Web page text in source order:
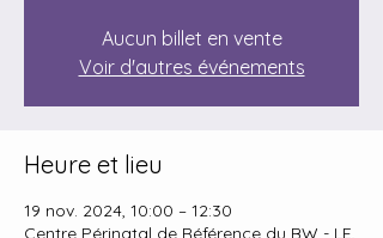
Aucun billet en vente
Voir d'autres événements
Heure et lieu
19 nov. 2024, 10:00 – 12:30
Centre Périnatal de Référence du BW - LE,